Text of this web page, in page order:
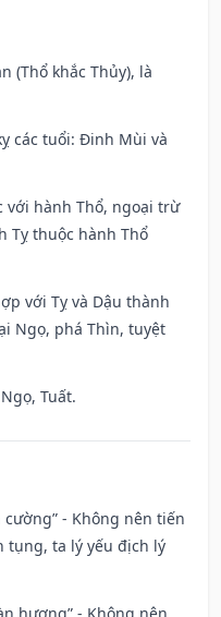
(Thổ khắc Thủy), là
các tuổi: Đinh Mùi và
với hành Thổ, ngoại trừ
Tỵ thuộc hành Thổ
với Tỵ và Dậu thành
Ngọ, phá Thìn, tuyệt
Tuất.
- Không nên tiến
tụng, ta lý yếu địch lý